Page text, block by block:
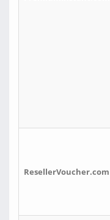
ResellerVoucher.com